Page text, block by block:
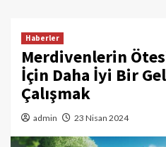
Haberler
Merdivenlerin
İçin Daha İyi Bir
Çalışmak
admin 23 Nisan 2024